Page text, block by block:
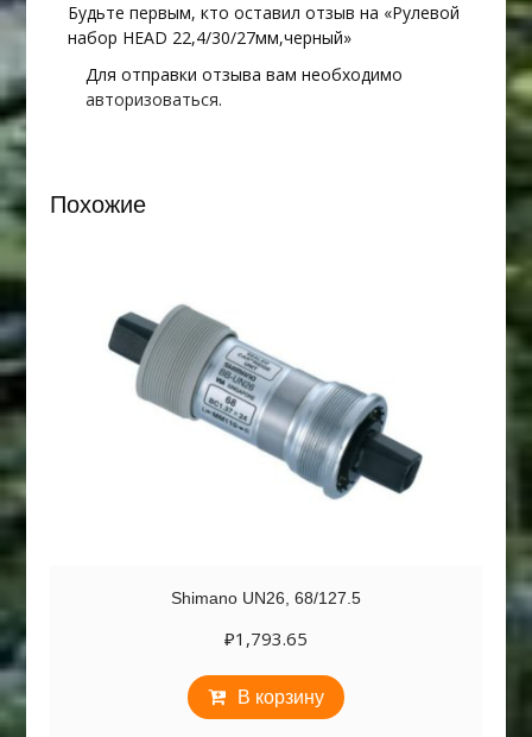
Будьте первым, кто оставил отзыв на «Рулевой
набор HEAD 22,4/30/27мм,черный»
Для отправки отзыва вам необходимо
авторизоваться.
Похожие
Shimano UN26, 68/127.5
₽1,793.65
В корзину